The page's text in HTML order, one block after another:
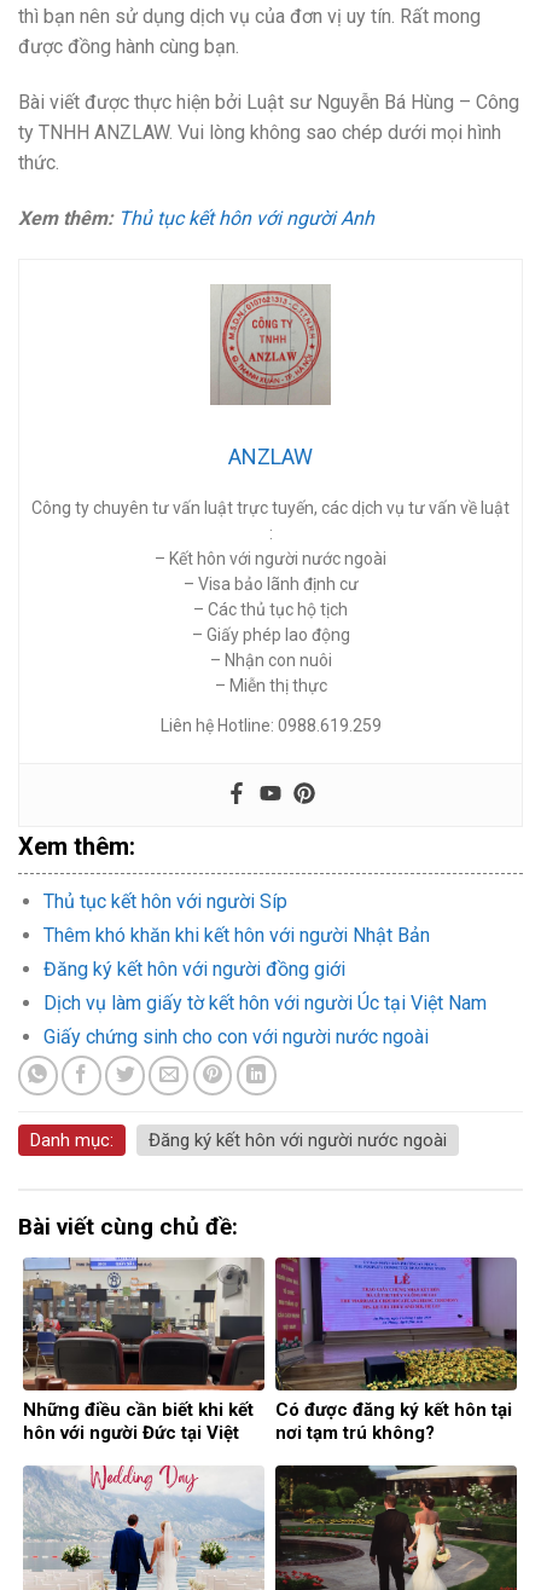
thì bạn nên sử dụng dịch vụ của đơn vị uy tín. Rất mong
được đồng hành cùng bạn.
Bài viết được thực hiện bởi Luật sư Nguyễn Bá Hùng – Công
ty TNHH ANZLAW. Vui lòng không sao chép dưới mọi hình
thức.
Xem thêm: Thủ tục kết hôn với người Anh
ANZLAW
Công ty chuyên tư vấn luật trực tuyến, các dịch vụ tư vấn về luật
:
– Kết hôn với người nước ngoài
– Visa bảo lãnh định cư
– Các thủ tục hộ tịch
– Giấy phép lao động
– Nhận con nuôi
– Miễn thị thực
Liên hệ Hotline: 0988.619.259
Xem thêm:
Thủ tục kết hôn với người Síp
Thêm khó khăn khi kết hôn với người Nhật Bản
Đăng ký kết hôn với người đồng giới
Dịch vụ làm giấy tờ kết hôn với người Úc tại Việt Nam
Giấy chứng sinh cho con với người nước ngoài
Danh mục: Đăng ký kết hôn với người nước ngoài
Bài viết cùng chủ đề:
Những điều cần biết khi kết
hôn với người Đức tại Việt
Có được đăng ký kết hôn tại
nơi tạm trú không?